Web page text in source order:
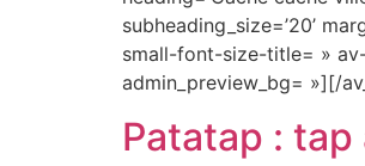
subheading_size=’20’
small-font-size-title= »
admin_preview_bg= »][/
Patatap : tap